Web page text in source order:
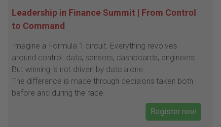
Leadership in Finance Summit | From Control
to Command
Imagine a Formula 1 circuit. Everything revolves
around control: data, sensors, dashboards, engineers.
But winning is not driven by data alone.
The difference is made through decisions taken both
before and during the race.
Register now